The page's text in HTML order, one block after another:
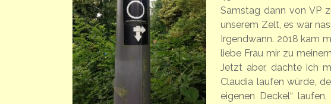
Samstag dann von VP
unserem Zelt, es war
Irgendwann. 2018 kam
liebe Frau mir zu
Jetzt aber, dachte ich
Claudia laufen würde,
eigenen Deckel“